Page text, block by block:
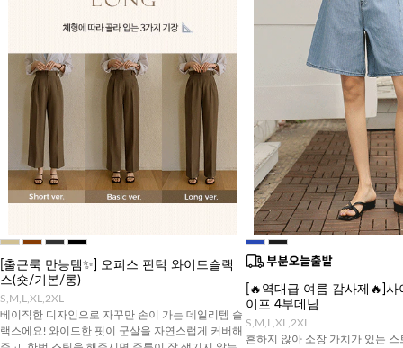
[출근룩 만능템✨] 오피스 핀턱 와이드슬랙
스(숏/기본/롱)
S,M,L,XL,2XL
베이직한 디자인으로 자꾸만 손이 가는 데일리템 슬
랙스에요! 와이드한 핏이 군살을 자연스럽게 커버해
[🔥역대급 여름 감사제🔥]
이프 4부데님
S,M,L,XL,2XL
흔하지 않아 소장 가치가 있는